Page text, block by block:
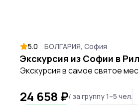
5.0 БОЛГАРИЯ, София
Экскурсия в самое святое
24 658 ₽/ за группу 1–5 чел.